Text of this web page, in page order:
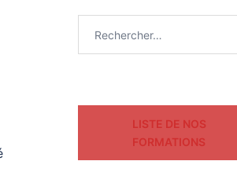
LISTE DE NOS
FORMATIONS